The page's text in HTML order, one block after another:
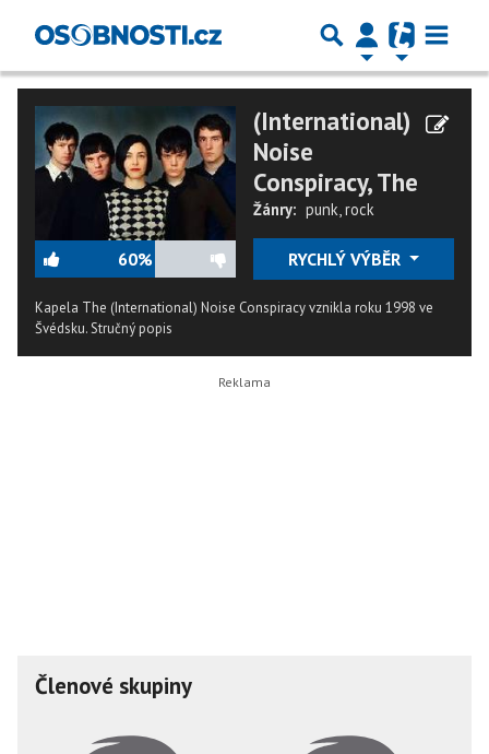
60%
(International)
Noise
Conspiracy, The
Žánry: punk,rock
RYCHLÝ VÝBĚR
Kapela The (International) Noise Conspiracy vznikla roku 1998 ve
Švédsku.Stručný popis
Členové skupiny